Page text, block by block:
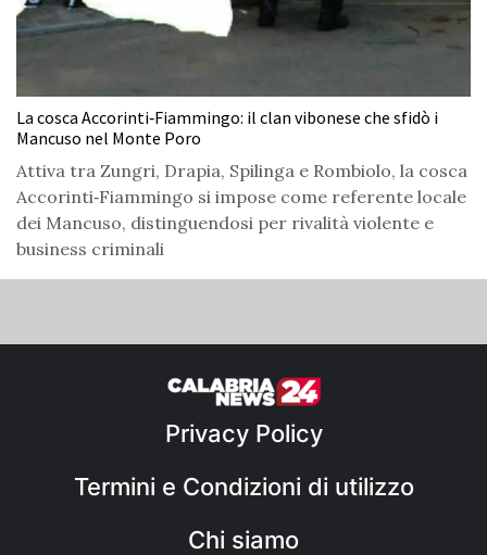
La cosca Accorinti‑Fiammingo: il clan vibonese che sfidò i
Mancuso nel Monte Poro
Attiva tra Zungri, Drapia, Spilinga e Rombiolo, la cosca
Accorinti‑Fiammingo si impose come referente locale
dei Mancuso, distinguendosi per rivalità violente e
business criminali
Privacy Policy
Termini e Condizioni di utilizzo
Chi siamo